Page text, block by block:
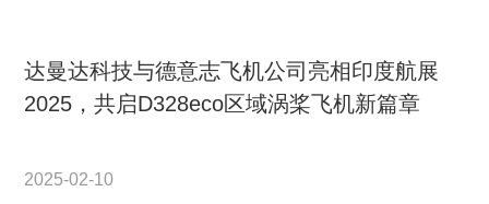
达曼达科技与德意志飞机公司亮相印度航展
2025，共启D328eco区域涡桨飞机新篇章
2025-02-10